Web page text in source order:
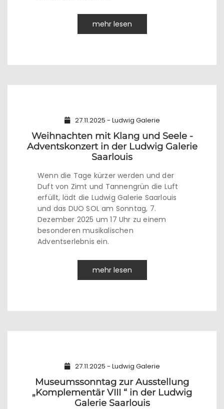
mehr lesen
27.11.2025 - Ludwig Galerie
Weihnachten mit Klang und Seele -
Adventskonzert in der Ludwig Galerie
Saarlouis
Wenn die Tage kürzer werden und der
Duft von Zimt und Tannengrün die Luft
erfüllt, lädt die Ludwig Galerie Saarlouis
und das DUO SOL am Sonntag, 7.
Dezember 2025 um 17 Uhr zu einem
besonderen musikalischen
Adventserlebnis ein.
mehr lesen
27.11.2025 - Ludwig Galerie
Museumssonntag zur Ausstellung
„Komplementär VIII “ in der Ludwig
Galerie Saarlouis